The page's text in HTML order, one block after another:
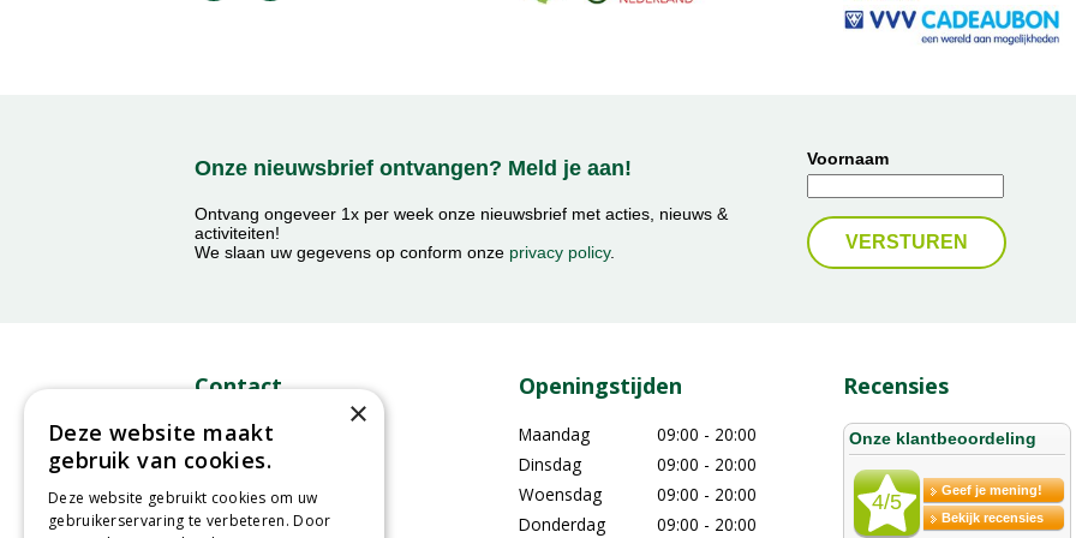
Onze nieuwsbrief ontvangen? Meld je aan!
Ontvang ongeveer 1x per week onze nieuwsbrief met acties, nieuws &
activiteiten!
We slaan uw gegevens op conform onze privacy policy.
Voornaam
Contact
GroenRijk Middelburg​
Mortiereboulevard 2
4336RA Middelburg
Openingstijden
Maandag
09:00 - 20:00
Dinsdag
09:00 - 20:00
Woensdag
09:00 - 20:00
Donderdag
09:00 - 20:00
Recensies
×
Deze website maakt
gebruik van cookies.
Deze website gebruikt cookies om uw
gebruikerservaring te verbeteren. Door